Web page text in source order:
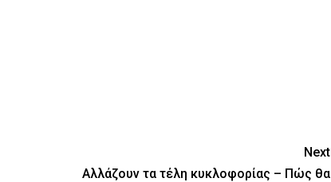
Next
Αλλάζουν τα τέλη κυκλοφορίας – Πώς θα